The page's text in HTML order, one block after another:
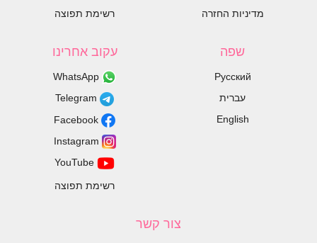
מדיניות החזרה
רשימת תפוצה
שפה
Русский
עברית
English
עקוב אחרינו
רשימת תפוצה
צור קשר